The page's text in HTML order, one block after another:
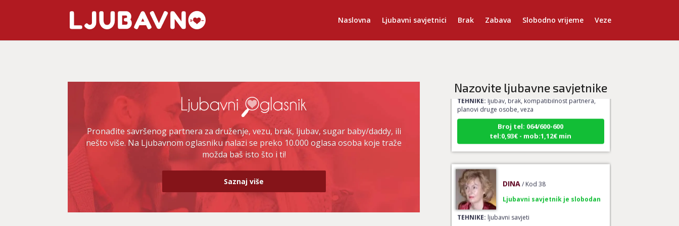
Naslovna Ljubavni savjetnici Brak Zabava Slobodno vrijeme Veze
Pronađite savršenog partnera za druženje, vezu, brak, ljubav, sugar baby/daddy, ili
nešto više. Na Ljubavnom oglasniku nalazi se preko 10.000 oglasa osoba koje traže
možda baš isto što i ti!
Saznaj više
Nazovite ljubavne savjetnike
TEHNIKE:ljubav, brak, kompatibilnost partnera,
planovi druge osobe, veza
Broj tel: 064/600-600
tel:0,93€ - mob:1,12€ min
TEHNIKE:ljubavni savjeti